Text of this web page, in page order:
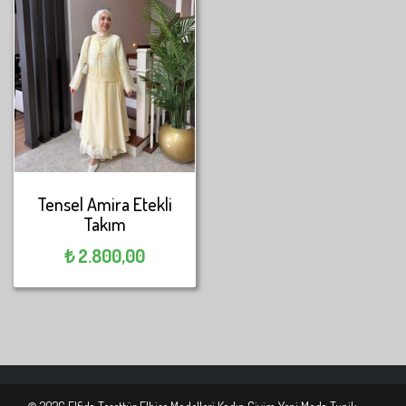
Tensel Amira Etekli
Takım
₺2.800,00